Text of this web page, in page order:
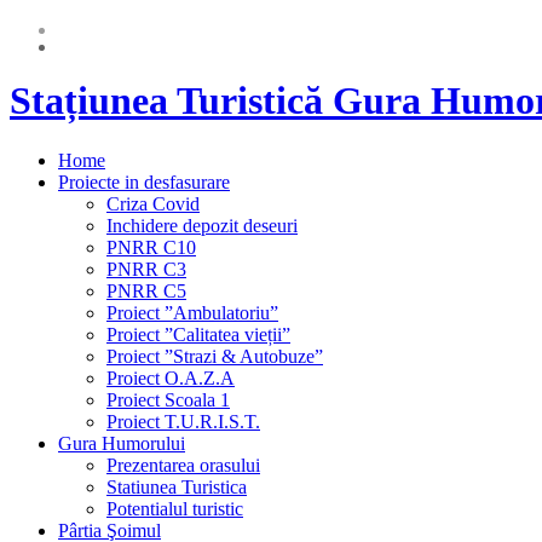
Stațiunea Turistică Gura
Home
Proiecte in desfasurare
Criza Covid
Inchidere depozit deseuri
PNRR C10
PNRR C3
PNRR C5
Proiect ”Ambulatoriu”
Proiect ”Calitatea vieții”
Proiect ”Strazi & Autobuze”
Proiect O.A.Z.A
Proiect Scoala 1
Proiect T.U.R.I.S.T.
Gura Humorului
Prezentarea orasului
Statiunea Turistica
Potentialul turistic
Pârtia Şoimul